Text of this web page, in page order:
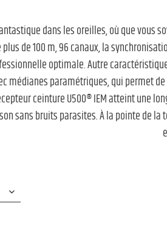
dans les oreilles, où que vous
plus de 100 m, 96 canaux, la
optimale. Autre
médianes paramétriques, qui permet
ceinture U500® IEM atteint une
sans bruits parasites. À la pointe de